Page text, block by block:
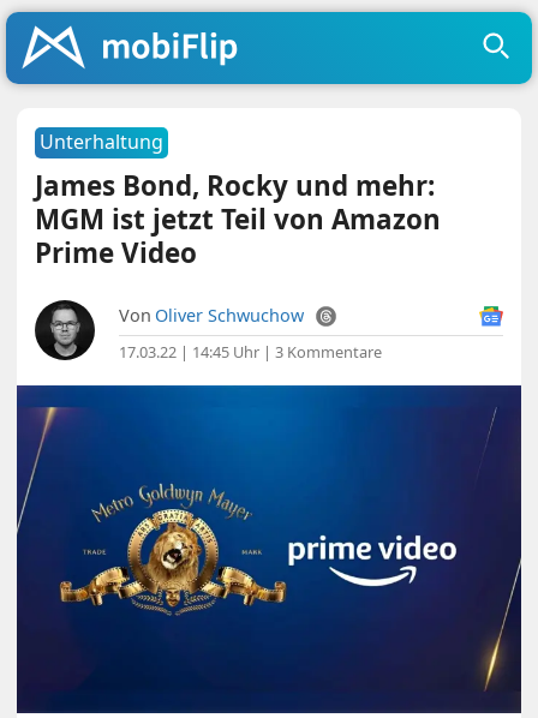
Unterhaltung
James Bond, Rocky und mehr:
MGM ist jetzt Teil von Amazon
Prime Video
Von Oliver Schwuchow
17.03.22 | 14:45 Uhr |3 Kommentare